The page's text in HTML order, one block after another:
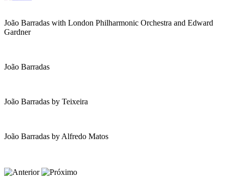
João Barradas with London Philharmonic Orchestra and Edward
Gardner
João Barradas
João Barradas by Teixeira
João Barradas by Alfredo Matos